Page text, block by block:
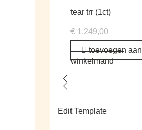
tear trr (1ct)
€ 1.249,00
toevoegen aan
winkelmand
Edit Template